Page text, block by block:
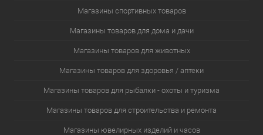
Магазины спортивных товаров
Магазины товаров для дома и дачи
Магазины товаров для животных
Магазины товаров для здоровья / аптеки
Магазины товаров для рыбалки - охоты и туризма
Магазины товаров для строительства и ремонта
Магазины ювелирных изделий и часов